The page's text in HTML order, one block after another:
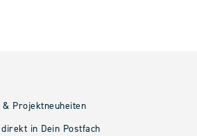
Projektneuheiten
in Dein Postfach